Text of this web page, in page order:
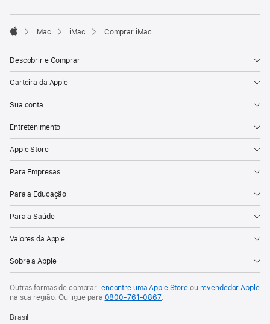
Mac iMac Comprar iMac
Descobrir e Comprar
Carteira da Apple
Sua conta
Entretenimento
Apple Store
Para Empresas
Para a Educação
Para a Saúde
Valores da Apple
Sobre a Apple
Outras formas de comprar: encontre uma Apple Store ou revendedor Apple
na sua região. Ou ligue para 0800-761-0867.
Brasil